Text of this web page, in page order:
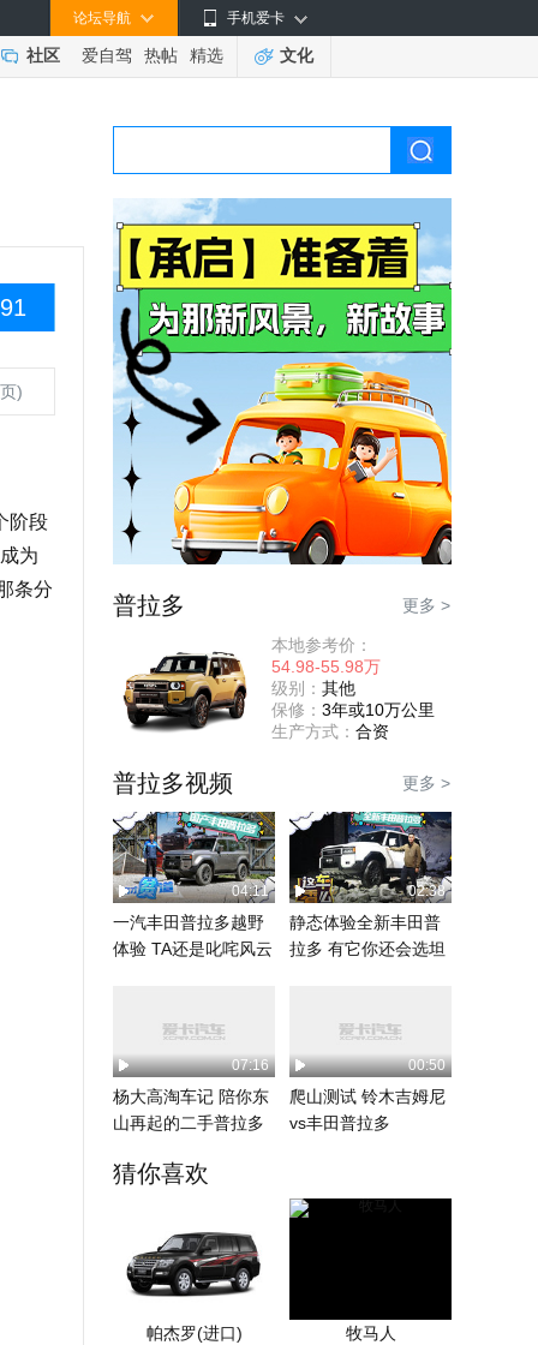
手机爱卡
论坛导航
社区 爱自驾 热帖 精选 文化
)
阶段
为
条分
普拉多 更多 >
本地参考价：
54.98-55.98万
级别： 其他
保修： 3年或10万公里
生产方式： 合资
普拉多视频 更多 >
04:11
一汽丰田普拉多越野
体验 TA还是叱咤风云
02:38
静态体验全新丰田普
拉多 有它你还会选坦
07:16
杨大高淘车记 陪你东
山再起的二手普拉多
00:50
爬山测试 铃木吉姆尼
vs丰田普拉多
猜你喜欢
帕杰罗(进口) 牧马人